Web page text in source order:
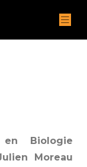
Biologie
Moreau